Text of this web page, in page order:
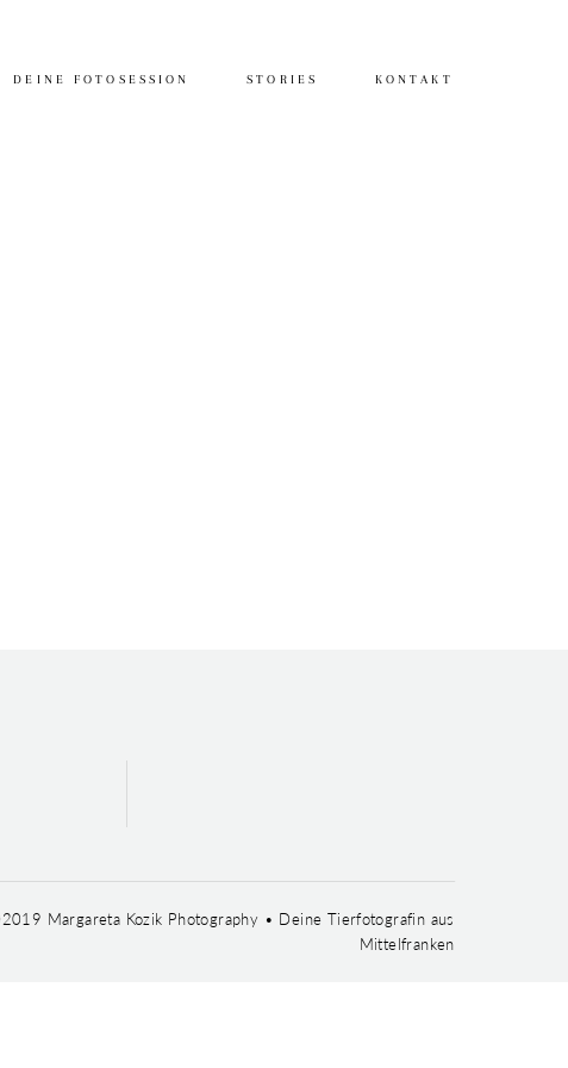
DEINE FOTOSESSION STORIES KONTAKT
Margareta Kozik Photography • Deine Tierfotografin aus
Mittelfranken